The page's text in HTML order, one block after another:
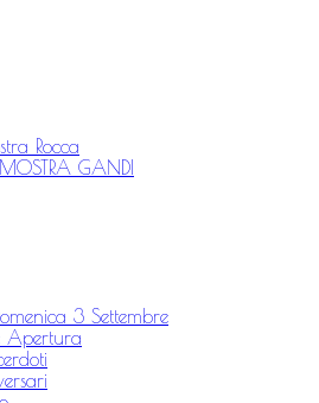
Rocca
GANDI
3 Settembre
Apertura